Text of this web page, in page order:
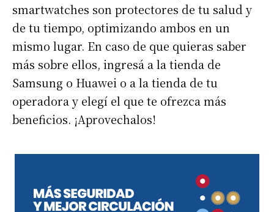
smartwatches son protectores de tu salud y
de tu tiempo, optimizando ambos en un
mismo lugar. En caso de que quieras saber
más sobre ellos, ingresá a la tienda de
Samsung o Huawei o a la tienda de tu
operadora y elegí el que te ofrezca más
beneficios. ¡Aprovechalos!